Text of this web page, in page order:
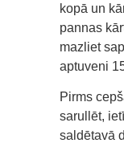
kopā un
pannas
mazliet
aptuveni
Pirms
sarullēt,
saldētavā